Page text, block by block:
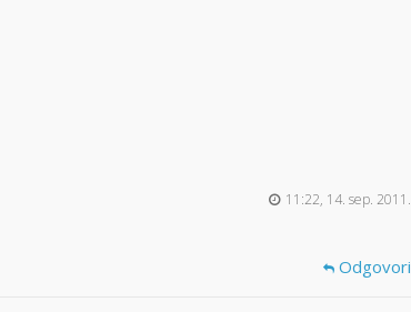
11:22, 14. sep. 2011.
Odgovori